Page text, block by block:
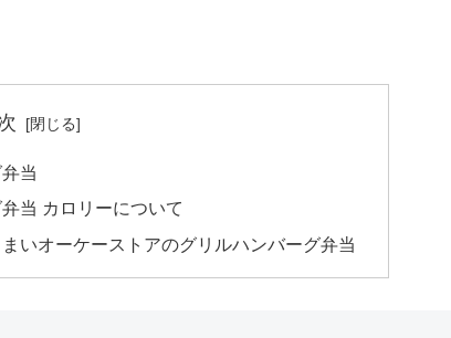
当
当 カロリーについて
いオーケーストアのグリルハンバーグ弁当